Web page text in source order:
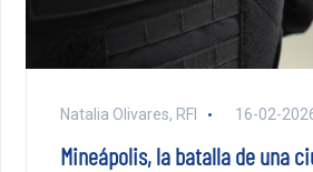
Natalia Olivares, RFI 16-02-
Mineápolis, la batalla de una